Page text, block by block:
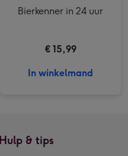
Bierkenner in 24 uur
€ 15,99
In winkelmand
Hulp & tips